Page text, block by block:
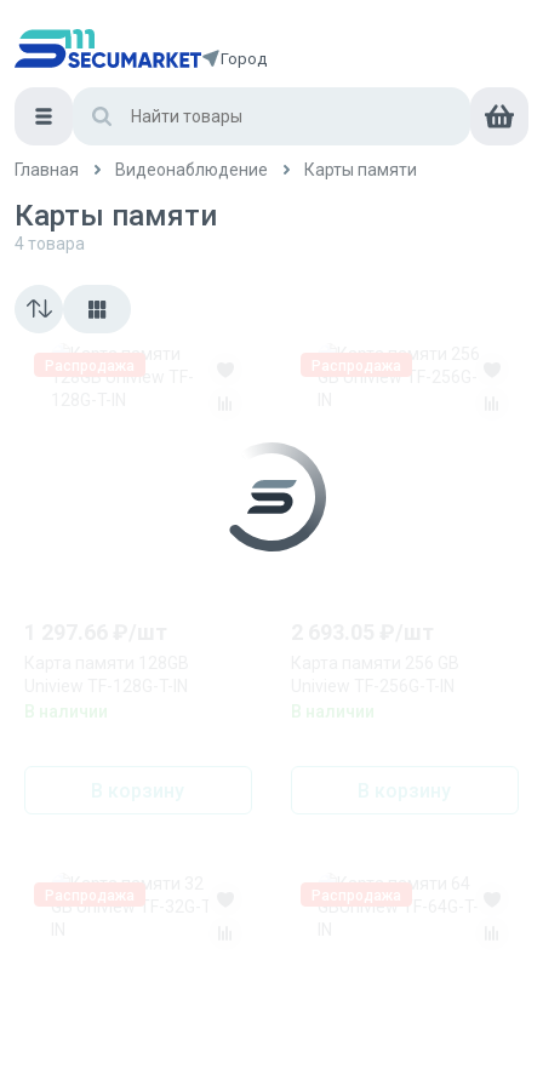
Город
Главная Видеонаблюдение Карты памяти
Карты памяти
4товара
Распродажа
В наличии
Распродажа
В наличии
Распродажа Распродажа